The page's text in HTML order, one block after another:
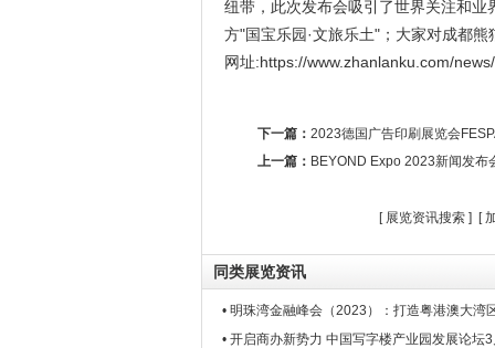
纽带，此次发布会吸引了世界关注和
方"国宝乐园·文旅乐土"；大家对成都
网址:https://www.zhanlanku.com/
下一篇： 2023德国广告印刷展览会
上一篇： BEYOND Expo 2023新闻发布
[ 展览资讯搜索 ] [
同类展览资讯
• 明珠湾金融峰会（2023）：打造粤港澳大湾
• 开启商办新势力 中国写字楼产业园发展论坛